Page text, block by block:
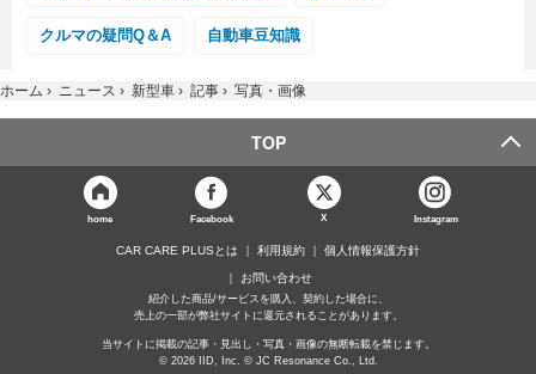
クルマの疑問Q＆A 自動車豆知識
ホーム › ニュース › 新型車 › 記事 › 写真・画像
TOP
home Facebook X Instagram
CAR CARE PLUSとは 利用規約 個人情報保護方針
お問い合わせ
紹介した商品/サービスを購入、契約した場合に、
売上の一部が弊社サイトに還元されることがあります。
当サイトに掲載の記事・見出し・写真・画像の無断転載を禁じます。
© 2026 IID, Inc. © JC Resonance Co., Ltd.